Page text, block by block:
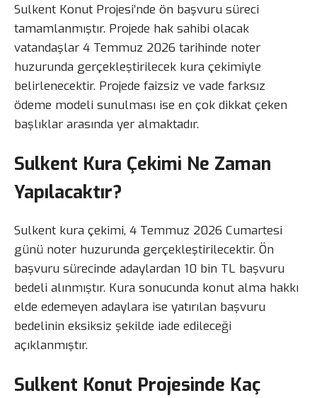
Sulkent Konut Projesi’nde ön başvuru süreci
tamamlanmıştır. Projede hak sahibi olacak
vatandaşlar 4 Temmuz 2026 tarihinde noter
huzurunda gerçekleştirilecek kura çekimiyle
belirlenecektir. Projede faizsiz ve vade farksız
ödeme modeli sunulması ise en çok dikkat çeken
başlıklar arasında yer almaktadır.
Sulkent Kura Çekimi Ne Zaman
Yapılacaktır?
Sulkent kura çekimi, 4 Temmuz 2026 Cumartesi
günü noter huzurunda gerçekleştirilecektir. Ön
başvuru sürecinde adaylardan 10 bin TL başvuru
bedeli alınmıştır. Kura sonucunda konut alma hakkı
elde edemeyen adaylara ise yatırılan başvuru
bedelinin eksiksiz şekilde iade edileceği
açıklanmıştır.
Sulkent Konut Projesinde Kaç